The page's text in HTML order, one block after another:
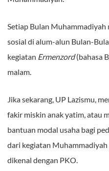
Setiap Bulan Muhammadiyah
sosial di alum-alun Bulan-
kegiatan Ermenzord(bahasa
malam.
Jika sekarang, UP Lazismu,
fakir miskin anak yatim, atau
bantuan modal usaha bagi
dari kegiatan
dikenal dengan PKO.